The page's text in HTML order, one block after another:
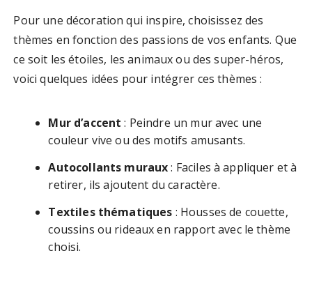
Pour une décoration qui inspire, choisissez des
thèmes en fonction des passions de vos enfants. Que
ce soit les étoiles, les animaux ou des super-héros,
voici quelques idées pour intégrer ces thèmes :
Mur d’accent : Peindre un mur avec une
couleur vive ou des motifs amusants.
Autocollants muraux: Faciles à appliquer et à
retirer, ils ajoutent du caractère.
Textiles thématiques : Housses de couette,
coussins ou rideaux en rapport avec le thème
choisi.